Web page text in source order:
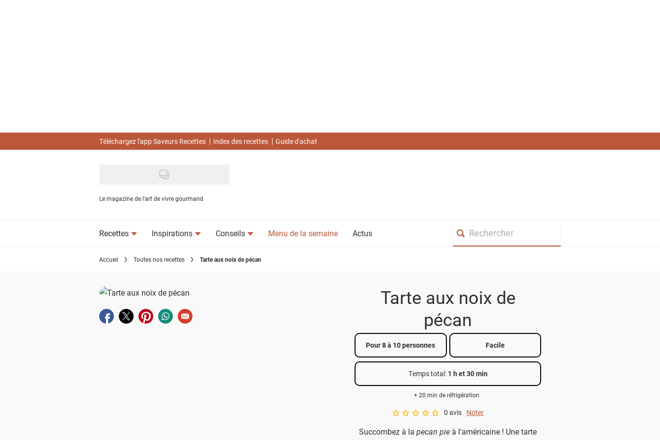
Téléchargez l'app Saveurs Recettes Index des recettes Guide d'achat
Le magazine de l'art de vivre gourmand
Recettes Inspirations Conseils Menu de la semaine Actus
Accueil Toutes nos recettes Tarte aux noix de pécan
Partager sur facebook
Partager sur twitter
Partager sur pinterest
Partager sur whatsapp
Envoyer à un ami
Tarte aux noix de
pécan
Pour 8 à 10 personnes Facile
Temps total: 1 h et 30 min
+ 20 min de réfrigération
A star rating of 0 out of 5.
0 avis Noter
Succombez à la pecan pie à l'américaine ! Une tarte